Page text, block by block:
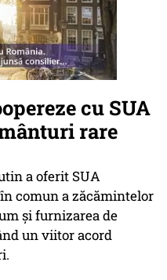
cu SUA
rare
a oferit SUA
comun a zăcămintelor
și furnizarea de
un viitor acord